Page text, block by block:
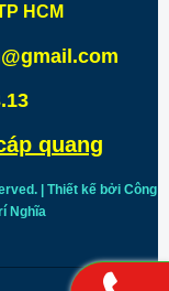
HCM
quang
| Thiết kế bởi Công
Nghĩa